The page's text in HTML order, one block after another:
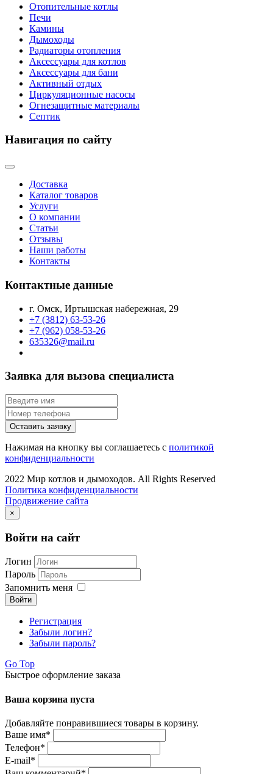
Отопительные котлы
Печи
Камины
Дымоходы
Радиаторы отопления
Аксессуары для котлов
Аксессуары для бани
Активный отдых
Циркуляционные насосы
Огнезащитные материалы
Септик
Навигация по сайту
Доставка
Каталог товаров
Услуги
О компании
Статьи
Отзывы
Наши работы
Контакты
Контактные данные
г. Омск, Иртышская набережная, 29
+7 (3812) 63-53-26
+7 (962) 058-53-26
635326@mail.ru
Заявка для вызова специалиста
Оставить заявку
Нажимая на кнопку вы соглашаетесь с политикой
конфиденциальности
2022 Мир котлов и дымоходов. All Rights Reserved
Политика конфиденциальности
Продвижение сайта
×
Войти на сайт
Логин
Пароль
Запомнить меня
Войти
Регистрация
Забыли логин?
Забыли пароль?
Go Top
Быстрое оформление заказа
Ваша корзина пуста
Добавляйте понравившиеся товары в корзину.
Ваше имя*
Телефон*
E-mail*